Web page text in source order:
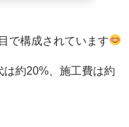
で構成されています
約20%、施工費は約